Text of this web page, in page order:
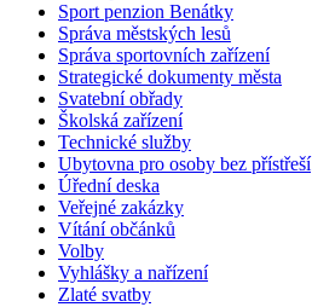
Sport penzion Benátky
Správa městských lesů
Správa sportovních zařízení
Strategické dokumenty města
Svatební obřady
Školská zařízení
Technické služby
Ubytovna pro osoby bez přístřeší
Úřední deska
Veřejné zakázky
Vítání občánků
Volby
Vyhlášky a nařízení
Zlaté svatby